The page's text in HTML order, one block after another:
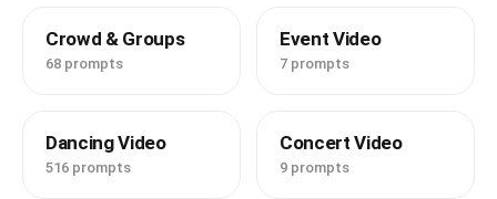
Crowd & Groups
68 prompts
Event Video
7 prompts
Dancing Video
516 prompts
Concert Video
9 prompts